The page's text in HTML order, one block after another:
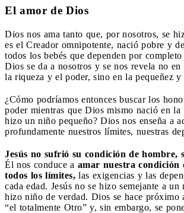
El amor de Dios
Dios nos ama tanto que, por nosotros, se
es el Creador omnipotente, nació pobre y
todos los bebés que dependen por completo
Dios se da a nosotros y se nos revela no
la riqueza y el poder, sino en la pequeñez y
¿Cómo podríamos entonces buscar los
poder mientras que Dios mismo nació en la
hizo un niño pequeño? Dios nos enseña a
profundamente nuestros límites, nuestras
Jesús no sufrió su condición de hombre,
Él nos conduce a amar nuestra condición
todos los límites, las exigencias y las
cada edad. Jesús no se hizo semejante a un
hizo niño de verdad. Dios se hace próximo
“el totalmente Otro” y, sin embargo, se